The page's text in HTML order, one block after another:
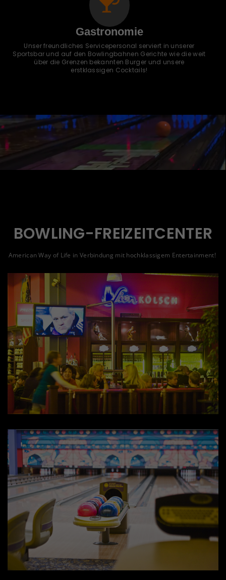
Gastronomie
Unser freundliches Servicepersonal serviert in unserer
Sportsbar und auf den Bowlingbahnen Gerichte wie die weit
über die Grenzen bekannten Burger und unsere
erstklassigen Cocktails!
BOWLING-FREIZEITCENTER
American Way of Life in Verbindung mit hochklassigem Entertainment!